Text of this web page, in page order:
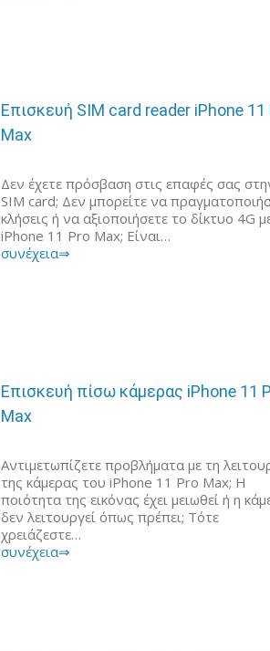
Επισκευή SIM card reader iPhone 11
Max
Δεν έχετε πρόσβαση στις επαφές σας
SIM card; Δεν μπορείτε να
κλήσεις ή να αξιοποιήσετε το δίκτυο 4G
iPhone 11 Pro Max; Είναι…
συνέχεια⇒
Επισκευή πίσω κάμερας iPhone 11
Max
Αντιμετωπίζετε προβλήματα με τη
της κάμερας του iPhone 11 Pro Max; Η
ποιότητα της εικόνας έχει μειωθεί ή η
δεν λειτουργεί όπως πρέπει; Τότε
χρειάζεστε…
συνέχεια⇒